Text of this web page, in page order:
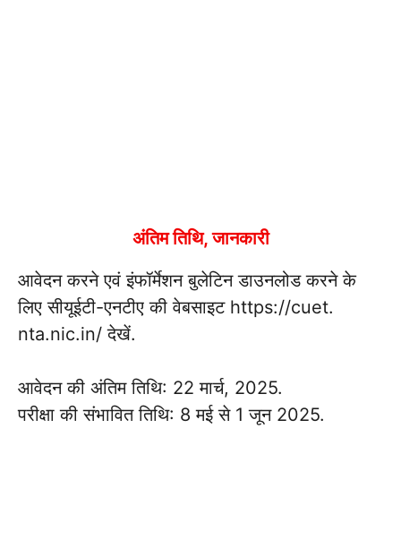
अंतिम तिथि, जानकारी
आवेदन करने एवं इंफॉर्मेशन बुलेटिन डाउनलोड करने के
लिए सीयूईटी-एनटीए की वेबसाइट https://cuet.
nta.nic.in/ देखें.
आवेदन की अंतिम तिथि: 22 मार्च, 2025.
परीक्षा की संभावित तिथि: 8 मई से 1 जून 2025.